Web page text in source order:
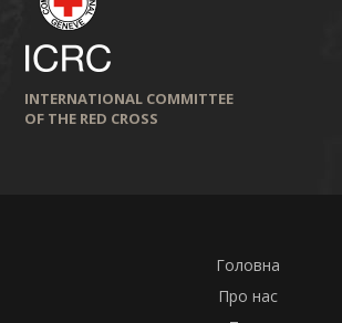
INTERNATIONAL COMMITTEE
OF THE RED CROSS
Головна
Про нас